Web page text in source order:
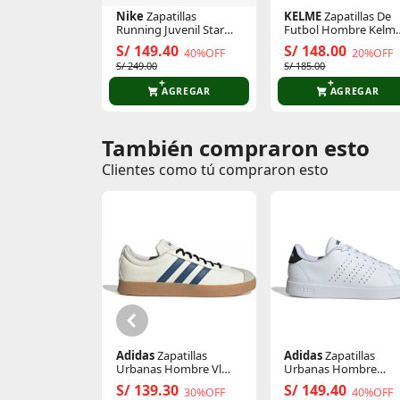
Nike Zapatillas
Running Juvenil Star
Runner 4 Nn
S/ 149.40 40%OFF
S/ 249.00
AGREGAR
KELMEZapatillas De
Futbol Hombre
55932
S/ 148.00 20%OFF
S/ 185.00
AGREGAR
Comentarios de clientes
Comentarios de clientes que compraron
También compraron esto
Clientes como tú compraron esto
AdidasZapatillas
Urbanas Hombre Vl
Court Base
S/ 139.30 30%OFF
AdidasZapatillas
Urbanas Hombre
Advantage 2.0
S/ 149.40 40%OFF